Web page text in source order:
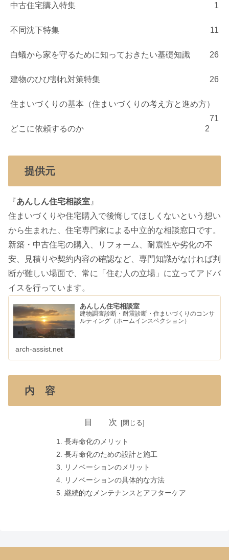
中古住宅購入特集 1
不同沈下特集 11
白蟻から家を守るために知っておきたい基礎知識 26
建物のひび割れ対策特集 26
住まいづくりの基本（住まいづくりの考え方と進め方）
71
どこに依頼するのか
2
提供元
『あんしん住宅相談室』
住まいづくりや住宅購入で後悔してほしくないという想い
から生まれた、住宅専門家による中立的な相談窓口です。
新築・中古住宅の購入、リフォーム、耐震性や劣化の不
安、見積りや契約内容の確認など、専門知識がなければ判
断が難しい場面で、常に「住む人の立場」に立ってアドバ
イスを行っています。
あんしん住宅相談室
建物調査診断・耐震診断・住まいづくりのコンサ
ルティング（ホームインスペクション）
arch-assist.net
内 容
目 次
長寿命化のメリット
長寿命化のための設計と施工
リノベーションのメリット
リノベーションの具体的な方法
継続的なメンテナンスとアフターケア